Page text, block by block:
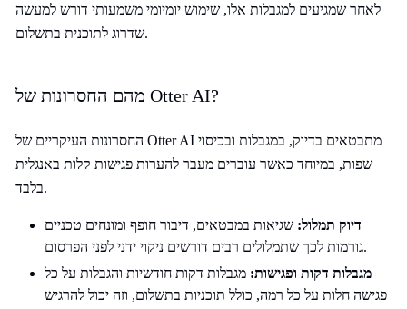
לאחר שמגיעים למגבלות אלו, שימוש יומיומי משמעותי דורש למעשה
שדרוג לתוכנית בתשלום.
מהם החסרונות של Otter AI?
החסרונות העיקריים של Otter AI מתבטאים בדיוק, במגבלות ובכיסוי
שפות, במיוחד כאשר עוברים מעבר להערות פגישות קלות באנגלית
בלבד.
דיוק תמלול: שגיאות במבטאים, דיבור חופף ומונחים טכניים
גורמות לכך שתמלולים רבים דורשים ניקוי ידני לפני הפרסום.
מגבלות דקות ופגישות: מגבלות דקות חודשיות והגבלות על כל
פגישה חלות על כל רמה, כולל תוכניות בתשלום, וזה יכול להרגיש